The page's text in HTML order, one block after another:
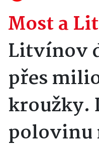
Most a
Litvínov
přes
kroužky.
polovinu